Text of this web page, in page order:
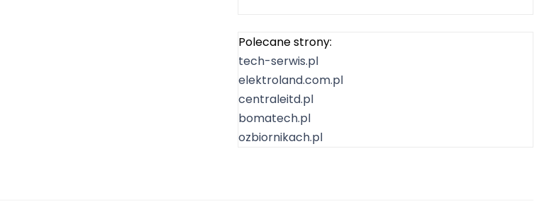
Polecane strony:
tech-serwis.pl
elektroland.com.pl
centraleitd.pl
bomatech.pl
ozbiornikach.pl